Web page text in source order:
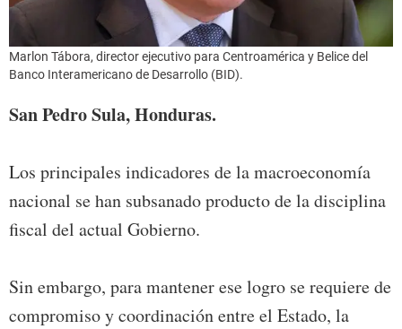
Marlon Tábora, director ejecutivo para Centroamérica y Belice del
Banco Interamericano de Desarrollo (BID).
San Pedro Sula, Honduras.
Los principales indicadores de la macroeconomía
nacional se han subsanado producto de la disciplina
fiscal del actual Gobierno.
Sin embargo, para mantener ese logro se requiere de
compromiso y coordinación entre el Estado, la